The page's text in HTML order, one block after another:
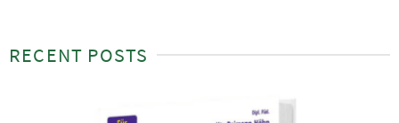
RECENT POSTS